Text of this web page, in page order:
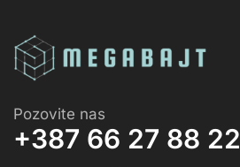
Pozovite nas
+387 66 27 88 22